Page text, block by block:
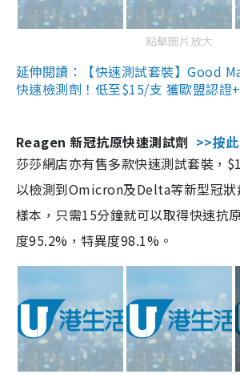
點擊圖片放大
延伸閱讀：【快速測試套裝】Good
快速檢測劑！低至$15/支 獲歐盟認證
Reagen 新冠抗原快速測試劑 >>按
莎莎網店亦有售多款快速測試套裝，
以檢測到Omicron及Delta等新型冠狀
樣本，只需15分鐘就可以取得快速抗
度95.2%，特異度98.1%。